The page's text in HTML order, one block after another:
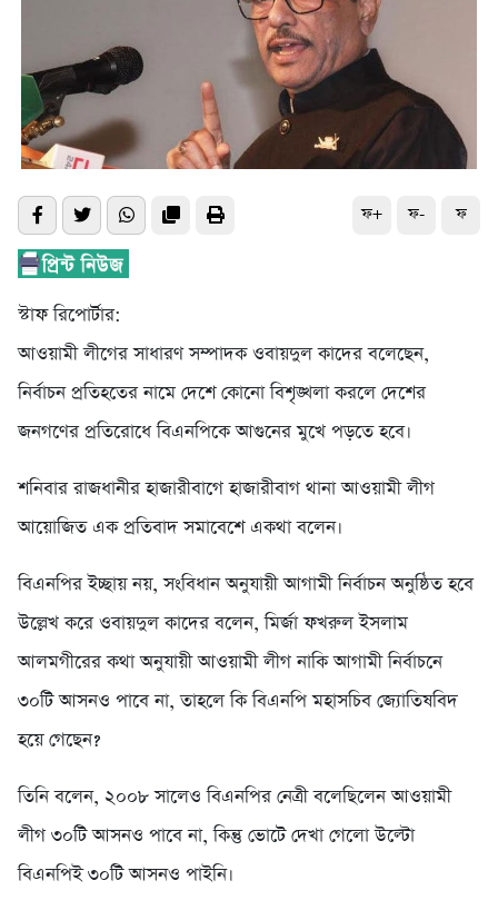
ফ+ ফ- ফ
স্টাফ রিপোর্টার:
আওয়ামী লীগের সাধারণ সম্পাদক ওবায়দুল কাদের বলেছেন,
নির্বাচন প্রতিহতের নামে দেশে কোনো বিশৃঙ্খলা করলে দেশের
জনগণের প্রতিরোধে বিএনপিকে আগুনের মুখে পড়তে হবে।
শনিবার রাজধানীর হাজারীবাগে হাজারীবাগ থানা আওয়ামী লীগ
আয়োজিত এক প্রতিবাদ সমাবেশে একথা বলেন।
বিএনপির ইচ্ছায় নয়, সংবিধান অনুযায়ী আগামী নির্বাচন অনুষ্ঠিত হবে
উল্লেখ করে ওবায়দুল কাদের বলেন, মির্জা ফখরুল ইসলাম
আলমগীরের কথা অনুযায়ী আওয়ামী লীগ নাকি আগামী নির্বাচনে
৩০টি আসনও পাবে না, তাহলে কি বিএনপি মহাসচিব জ্যোতিষবিদ
হয়ে গেছেন?
তিনি বলেন, ২০০৮ সালেও বিএনপির নেত্রী বলেছিলেন আওয়ামী
লীগ ৩০টি আসনও পাবে না, কিন্তু ভোটে দেখা গেলো উল্টো
বিএনপিই ৩০টি আসনও পাইনি।